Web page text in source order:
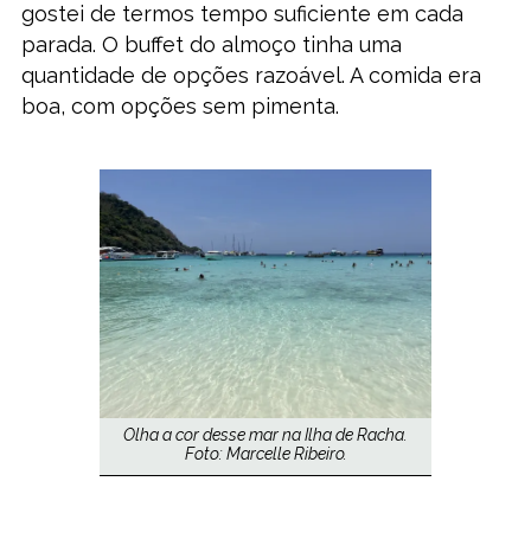
gostei de termos tempo suficiente em cada
parada. O buffet do almoço tinha uma
quantidade de opções razoável. A comida era
boa, com opções sem pimenta.
Olha a cor desse mar na Ilha de Racha.
Foto: Marcelle Ribeiro.